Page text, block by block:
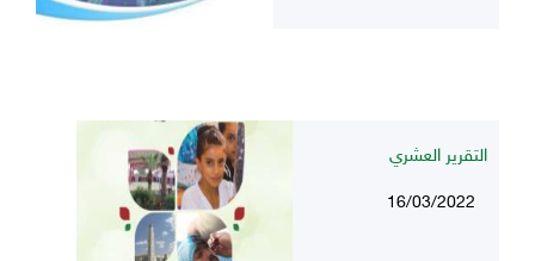
التقرير العشري
16/03/2022